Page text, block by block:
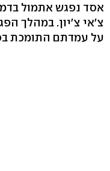
אסד נפגש אתמול
צ'אי צ'יון. במהלך
על עמדתם התומכת